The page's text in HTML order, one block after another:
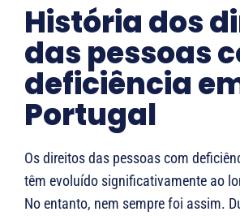
História dos
das pessoas
deficiência
Portugal
Os direitos das pessoas com
têm evoluído significativamente ao
No entanto, nem sempre foi assim.